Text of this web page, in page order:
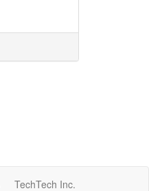
TechTech Inc.